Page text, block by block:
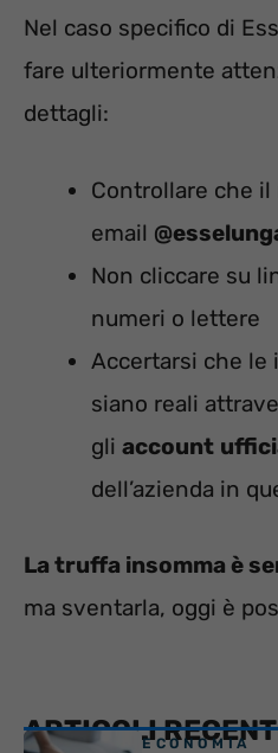
Nel caso specifico di
fare ulteriormente
dettagli:
Controllare che
email
Non cliccare su
numeri o lettere
Accertarsi che le
siano reali
gli account
dell’azienda in
La truffa insomma è
ma sventarla, oggi è
ARTICOLIECONOMIA